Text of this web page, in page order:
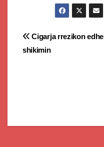
Post
Cigarja rrezikon edhe
shikimin